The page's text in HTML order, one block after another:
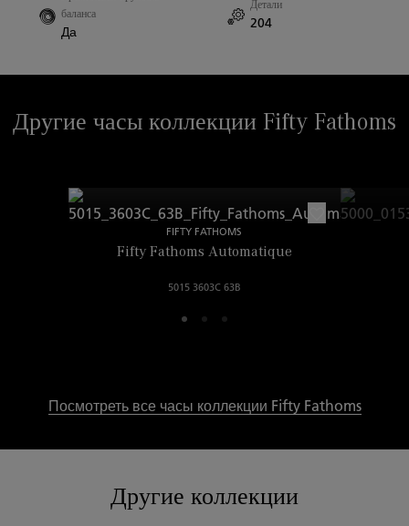
23.00mm
баланса
Да
Детали
204
Другие часы коллекции Fifty Fathoms
FIFTY FATHOMS
Fifty Fathoms Automatique
5015 3603C 63B
Посмотреть все часы коллекции Fifty Fathoms
Другие коллекции